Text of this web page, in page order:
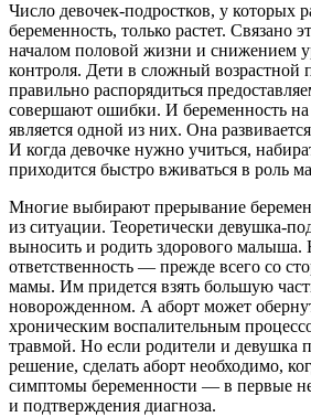
Число девочек-подростков, у которых
беременность, только растет. Связано
началом половой жизни и снижением
контроля. Дети в сложный возрастной
правильно распорядиться
совершают ошибки. И беременность на
является одной из них. Она
И когда девочке нужно учиться,
приходится быстро вживаться в роль
Многие выбирают прерывание
из ситуации. Теоретически девушка-
выносить и родить здорового малыша.
ответственность — прежде всего со
мамы. Им придется взять большую
новорожденном. А аборт может
хроническим воспалительным
травмой. Но если родители и девушка
решение, сделать аборт необходимо,
симптомы беременности — в первые
и подтверждения диагноза.